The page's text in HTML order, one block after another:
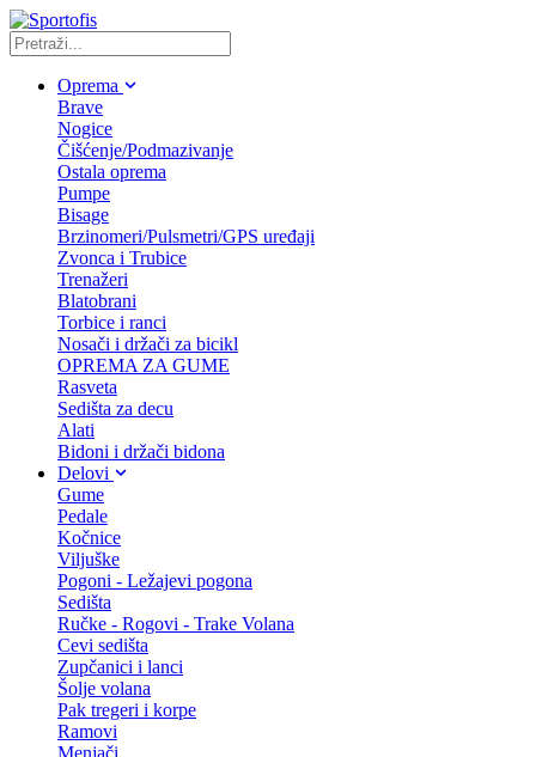
Oprema
Brave
Nogice
Čišćenje/Podmazivanje
Ostala oprema
Pumpe
Bisage
Brzinomeri/Pulsmetri/GPS uređaji
Zvonca i Trubice
Trenažeri
Blatobrani
Torbice i ranci
Nosači i držači za bicikl
OPREMA ZA GUME
Rasveta
Sedišta za decu
Alati
Bidoni i držači bidona
Delovi
Gume
Pedale
Kočnice
Viljuške
Pogoni - Ležajevi pogona
Sedišta
Ručke - Rogovi - Trake Volana
Cevi sedišta
Zupčanici i lanci
Šolje volana
Pak tregeri i korpe
Ramovi
Menjači